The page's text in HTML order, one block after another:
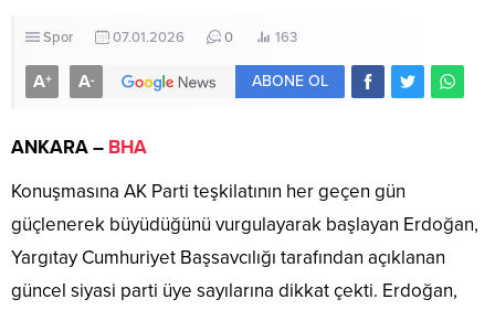
Spor 07.01.2026 0 163
A+ A- ABONE OL
ANKARA – BHA
Konuşmasına AK Parti teşkilatının her geçen gün
güçlenerek büyüdüğünü vurgulayarak başlayan Erdoğan,
Yargıtay Cumhuriyet Başsavcılığı tarafından açıklanan
güncel siyasi parti üye sayılarına dikkat çekti. Erdoğan,